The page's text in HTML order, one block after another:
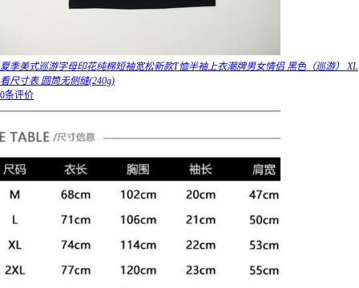
夏季美式巡游字母印花纯棉短袖宽松新款T恤半袖上衣潮牌男女情侣 黑色（巡游） XL
看尺寸表 圆筒无侧缝(240g)
0条评价